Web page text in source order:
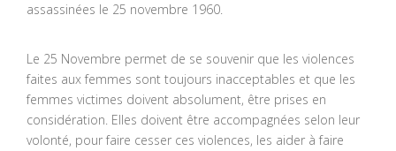
assassinées le 25 novembre 1960.
Le 25 Novembre permet de se souvenir que les violences
faites aux femmes sont toujours inacceptables et que les
femmes victimes doivent absolument, être prises en
considération. Elles doivent être accompagnées selon leur
volonté, pour faire cesser ces violences, les aider à faire